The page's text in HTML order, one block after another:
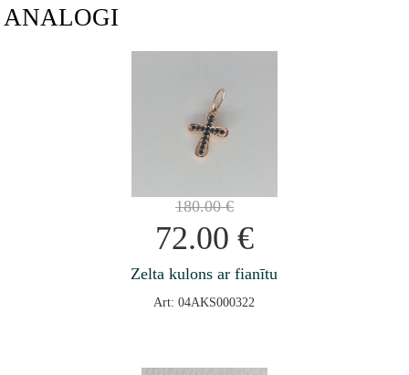
ANALOGI
180.00€
72.00 €
Zelta kulons ar fianītu
Art: 04AKS000322